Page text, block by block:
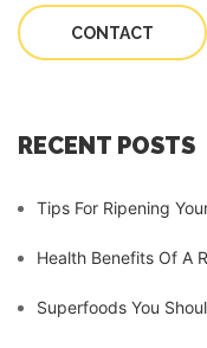
CONTACT
RECENT POSTS
Tips For Ripening
Health Benefits Of A
Superfoods You